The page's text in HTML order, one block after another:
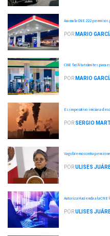
Acumula CNE 222
POR MARIO
CNE facilita trámites para
POR MARIO
Es imperativo iniciar a
POR SERGIO
Va gobierno contra
PORULISES
Autoriza Hacienda a la
PORULISES